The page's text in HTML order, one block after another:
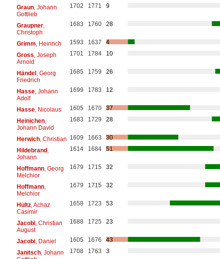
Graun, Johann
Gottlieb
1702 1771 9
Graupner,
Christoph
1683 1760 28
Grimm , Heinrich 1593 1637
4
Gross , Joseph
Arnold
1701 1784 10
Händel, Georg
Friedrich
1685 1759 26
Hasse, Johann
Adolf
1699 1783 12
Hasse, Nicolaus 1605 1670
37
Heinichen,
Johann David
1683 1729 28
Herwich, Christian 1609 1663
30
Hildebrand,
Johann
1614 1684 51
Hoffmann, Georg
Melchior
1679 1715 32
Hoffmann,
Melchior
1679 1715 32
Hültz, Achaz
Casimir
1658 1723 53
Jacobi, Christian
August
1688 1725 23
Jacobi, Daniel 1605 1676
43
Janitsch, Johann
1708 1763 3